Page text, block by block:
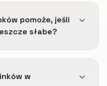
decyzji kupującego.
pomoże, jeśli
słabe?
ale słaba strona
w